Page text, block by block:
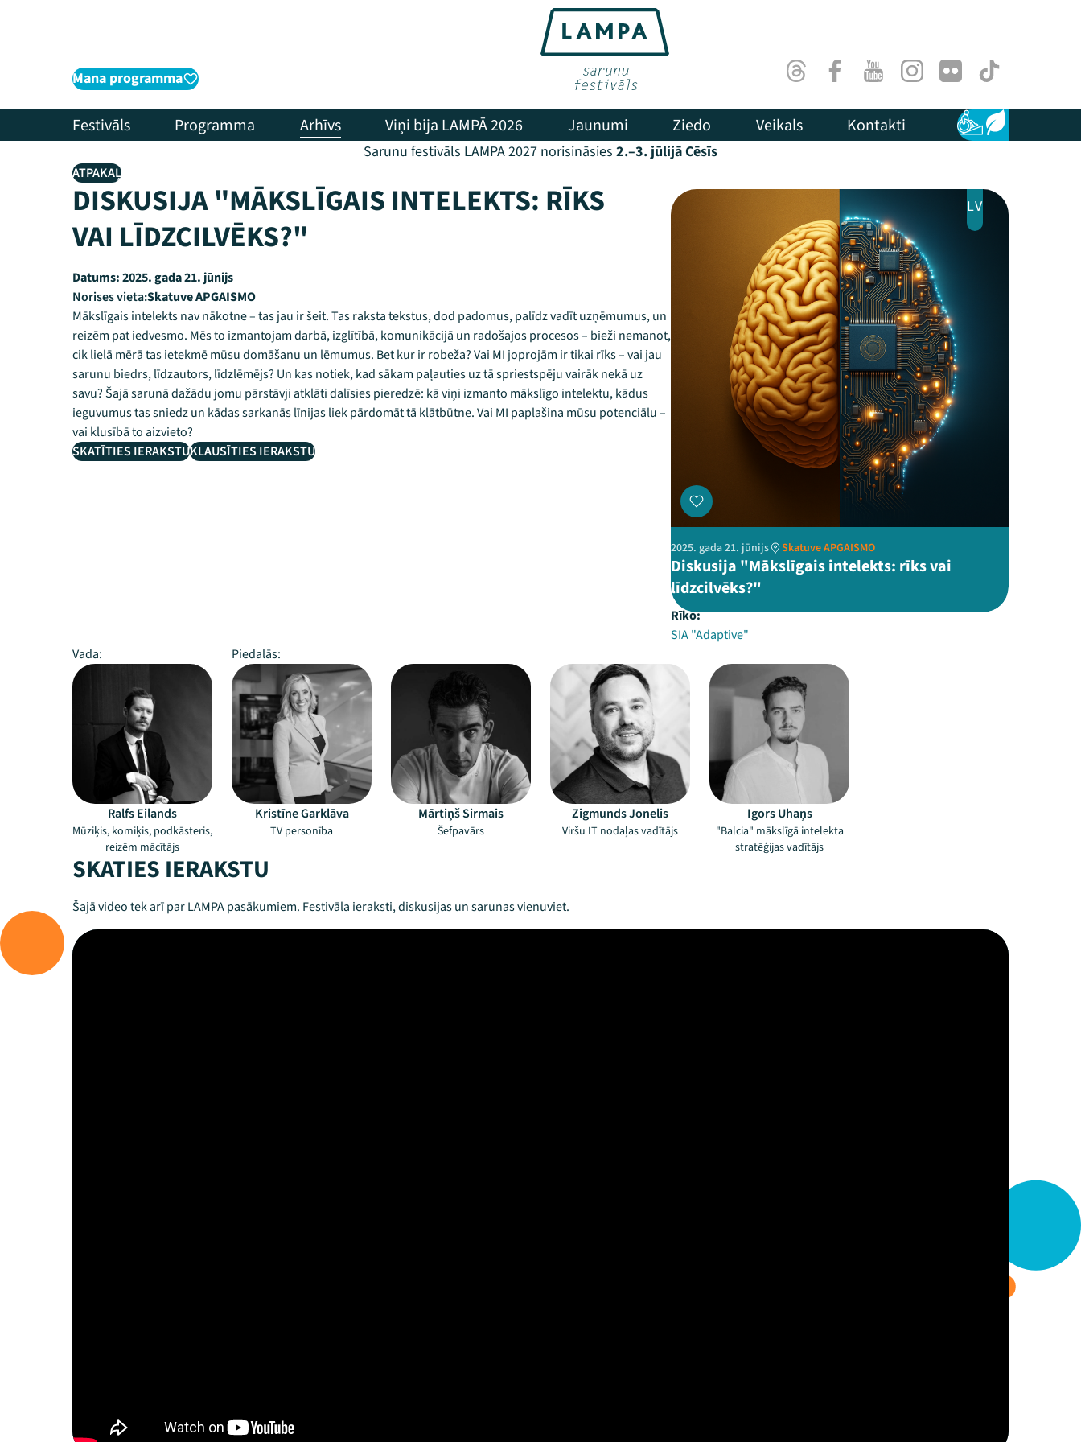
Mana programma ThreadsFacebookYoutubeInstagram
Flick TikTok
Festivāls Programma Arhīvs Viņi bija LAMPĀ 2026 Jaunumi Ziedo Veikals Kontakti Pieejamība
Ilgtspēja
Sarunu festivāls LAMPA 2027 norisināsies 2.–3. jūlijā Cēsīs
ATPAKAĻ
DISKUSIJA "MĀKSLĪGAIS INTELEKTS: RĪKS
VAI LĪDZCILVĒKS?"
Datums:2025. gada 21. jūnijs
Norises vieta:Skatuve APGAISMO
Mākslīgais intelekts nav nākotne – tas jau ir šeit. Tas raksta tekstus, dod padomus, palīdz vadīt uzņēmumus, un
reizēm pat iedvesmo. Mēs to izmantojam darbā, izglītībā, komunikācijā un radošajos procesos – bieži nemanot,
cik lielā mērā tas ietekmē mūsu domāšanu un lēmumus. Bet kur ir robeža? Vai MI joprojām ir tikai rīks – vai jau
sarunu biedrs, līdzautors, līdzlēmējs? Un kas notiek, kad sākam paļauties uz tā spriestspēju vairāk nekā uz
savu? Šajā sarunā dažādu jomu pārstāvji atklāti dalīsies pieredzē: kā viņi izmanto mākslīgo intelektu, kādus
ieguvumus tas sniedz un kādas sarkanās līnijas liek pārdomāt tā klātbūtne. Vai MI paplašina mūsu potenciālu –
vai klusībā to aizvieto?
SKATĪTIES IERAKSTUKLAUSĪTIES IERAKSTU
LV
2025. gada 21. jūnijs Skatuve APGAISMO
Diskusija "Mākslīgais intelekts: rīks vai
līdzcilvēks?"
Rīko:
SIA "Adaptive"
Vada:
Piedalās:
Ralfs Eilands
Mūziķis, komiķis, podkāsteris,
reizēm mācītājs
Kristīne Garklāva
TV personība
Mārtiņš Sirmais
Šefpavārs
Zigmunds Jonelis
Viršu IT nodaļas vadītājs
Igors Uhaņs
"Balcia" mākslīgā intelekta
stratēģijas vadītājs
SKATIES IERAKSTU
Šajā video tek arī par LAMPA pasākumiem. Festivāla ieraksti, diskusijas un sarunas vienuviet.